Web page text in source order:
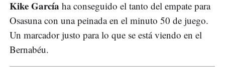
Kike García ha conseguido el tanto del empate para
Osasuna con una peinada en el minuto 50 de juego.
Un marcador justo para lo que se está viendo en el
Bernabéu.